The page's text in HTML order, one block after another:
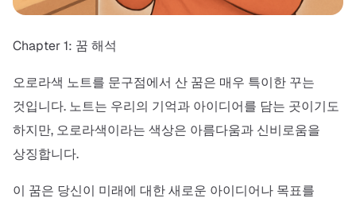
Chapter 1: 꿈 해석
오로라색 노트를 문구점에서 산 꿈은 매우 특이한 꾸는
것입니다. 노트는 우리의 기억과 아이디어를 담는 곳이기도
하지만, 오로라색이라는 색상은 아름다움과 신비로움을
상징합니다.
이 꿈은 당신이 미래에 대한 새로운 아이디어나 목표를